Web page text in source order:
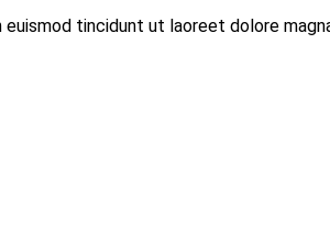
tincidunt ut laoreet dolore